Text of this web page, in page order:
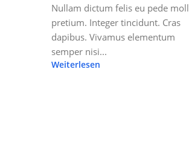
Nullam dictum felis eu pede
pretium. Integer tincidunt. Cras
dapibus. Vivamus elementum
semper nisi...
Weiterlesen